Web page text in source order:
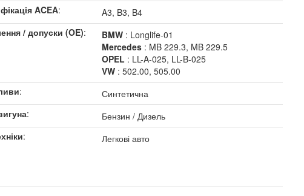
ACEA:
A3, B3, B4
/ допуски (OE): BMW: Longlife-01
Mercedes: MB 229.3, MB 229.5
OPEL : LL-A-025, LL-B-025
VW: 502.00, 505.00
:
Синтетична
:
Бензин / Дизель
: Легкові авто